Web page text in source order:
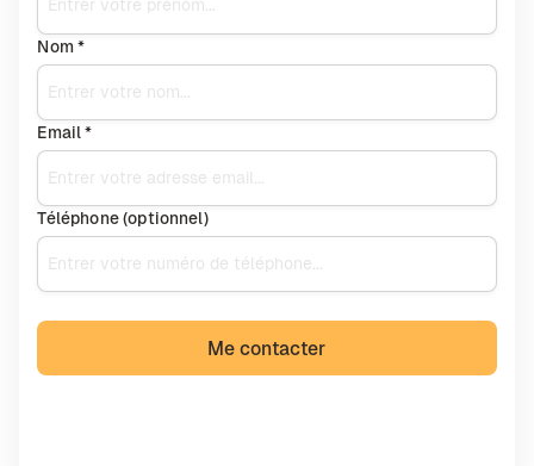
Nom *
Email *
Téléphone (optionnel)